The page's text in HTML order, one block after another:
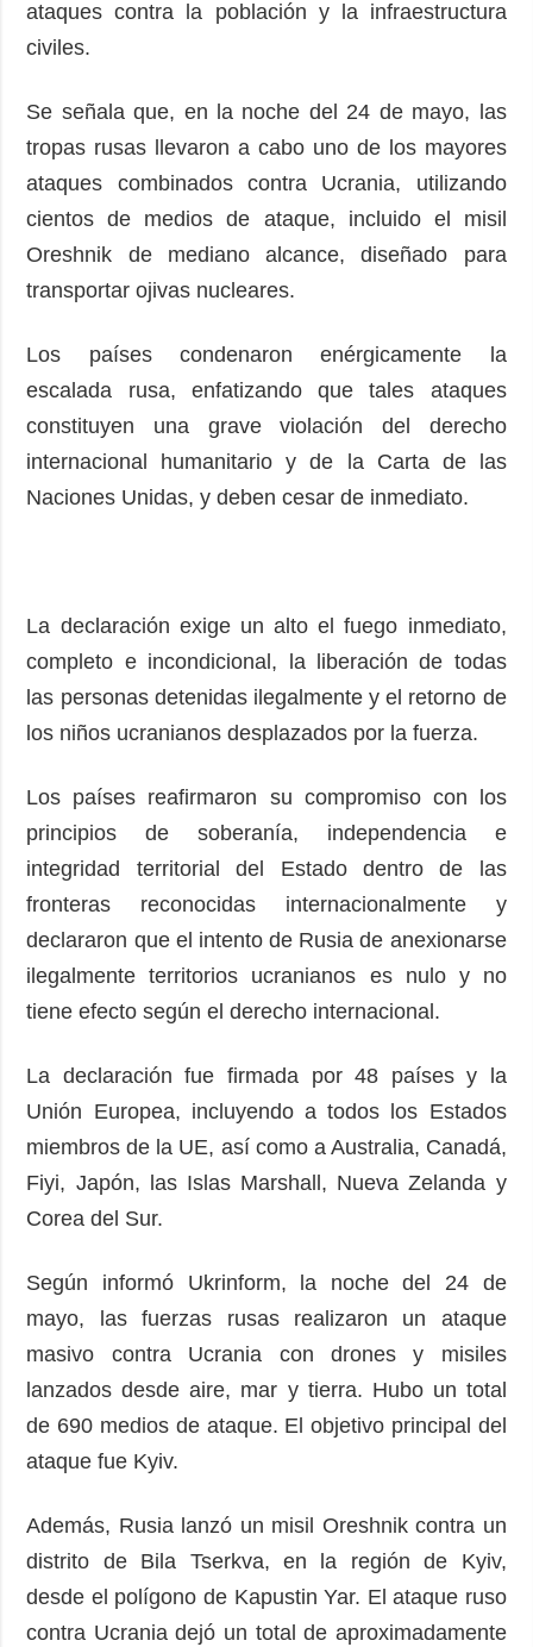
ataques contra la población y la infraestructura
civiles.
Se señala que, en la noche del 24 de mayo, las
tropas rusas llevaron a cabo uno de los mayores
ataques combinados contra Ucrania, utilizando
cientos de medios de ataque, incluido el misil
Oreshnik de mediano alcance, diseñado para
transportar ojivas nucleares.
Los países condenaron enérgicamente la
escalada rusa, enfatizando que tales ataques
constituyen una grave violación del derecho
internacional humanitario y de la Carta de las
Naciones Unidas, y deben cesar de inmediato.
La declaración exige un alto el fuego inmediato,
completo e incondicional, la liberación de todas
las personas detenidas ilegalmente y el retorno de
los niños ucranianos desplazados por la fuerza.
Los países reafirmaron su compromiso con los
principios de soberanía, independencia e
integridad territorial del Estado dentro de las
fronteras reconocidas internacionalmente y
declararon que el intento de Rusia de anexionarse
ilegalmente territorios ucranianos es nulo y no
tiene efecto según el derecho internacional.
La declaración fue firmada por 48 países y la
Unión Europea, incluyendo a todos los Estados
miembros de la UE, así como a Australia, Canadá,
Fiyi, Japón, las Islas Marshall, Nueva Zelanda y
Corea del Sur.
Según informó Ukrinform, la noche del 24 de
mayo, las fuerzas rusas realizaron un ataque
masivo contra Ucrania con drones y misiles
lanzados desde aire, mar y tierra. Hubo un total
de 690 medios de ataque. El objetivo principal del
ataque fue Kyiv.
Además, Rusia lanzó un misil Oreshnik contra un
distrito de Bila Tserkva, en la región de Kyiv,
desde el polígono de Kapustin Yar. El ataque ruso
contra Ucrania dejó un total de aproximadamente